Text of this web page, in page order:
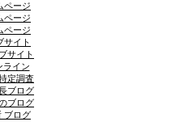
ページ
ージ
ページ
サイト
サイト
ライン
定調査
ブログ
ブログ
ブログ